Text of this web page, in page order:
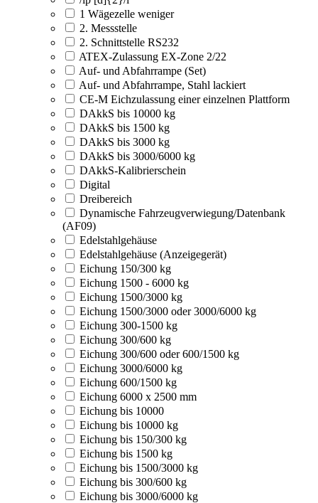
1 Wägezelle weniger
2. Messstelle
2. Schnittstelle RS232
ATEX-Zulassung EX-Zone 2/22
Auf- und Abfahrrampe (Set)
Auf- und Abfahrrampe, Stahl lackiert
CE-M Eichzulassung einer einzelnen Plattform
DAkkS bis 10000 kg
DAkkS bis 1500 kg
DAkkS bis 3000 kg
DAkkS bis 3000/6000 kg
DAkkS-Kalibrierschein
Digital
Dreibereich
Dynamische Fahrzeugverwiegung/Datenbank
(AF09)
Edelstahlgehäuse
Edelstahlgehäuse (Anzeigegerät)
Eichung 150/300 kg
Eichung 1500 - 6000 kg
Eichung 1500/3000 kg
Eichung 1500/3000 oder 3000/6000 kg
Eichung 300-1500 kg
Eichung 300/600 kg
Eichung 300/600 oder 600/1500 kg
Eichung 3000/6000 kg
Eichung 600/1500 kg
Eichung 6000 x 2500 mm
Eichung bis 10000
Eichung bis 10000 kg
Eichung bis 150/300 kg
Eichung bis 1500 kg
Eichung bis 1500/3000 kg
Eichung bis 300/600 kg
Eichung bis 3000/6000 kg